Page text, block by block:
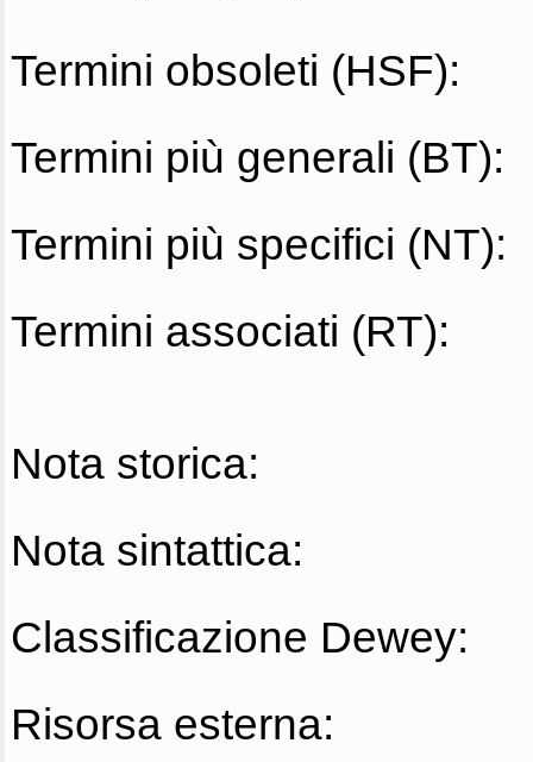
Termini obsoleti (HSF):
Termini più generali (BT):
Termini più specifici (NT):
Termini associati (RT):
Nota storica:
Nota sintattica:
Classificazione Dewey:
Risorsa esterna: